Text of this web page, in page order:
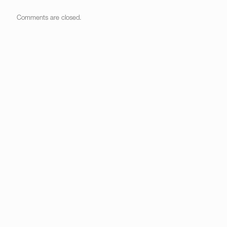
Comments are closed.